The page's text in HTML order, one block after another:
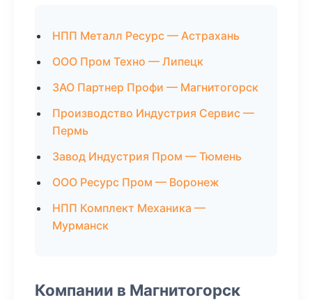
НПП Металл Ресурс — Астрахань
ООО Пром Техно — Липецк
ЗАО Партнер Профи — Магнитогорск
Производство Индустрия Сервис —
Пермь
Завод Индустрия Пром — Тюмень
ООО Ресурс Пром — Воронеж
НПП Комплект Механика —
Мурманск
Компании в Магнитогорск